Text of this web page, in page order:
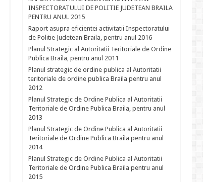
INSPECTORATULUI DE POLITIE JUDETEAN BRAILA
PENTRU ANUL 2015
Raport asupra eficientei activitatii Inspectoratului
de Politie Judetean Braila, pentru anul 2016
Planul Strategic al Autoritatii Teritoriale de Ordine
Publica Braila, pentru anul 2011
Planul strategic de ordine publica al Autoritatii
teritoriale de ordine publica Braila pentru anul
2012
Planul Strategic de Ordine Publica al Autoritatii
Teritoriale de Ordine Publica Braila, pentru anul
2013
Planul Strategic de Ordine Publica al Autoritatii
Teritoriale de Ordine Publica Braila pentru anul
2014
Planul Strategic de Ordine Publica al Autoritatii
Teritoriale de Ordine Publica Braila pentru anul
2015